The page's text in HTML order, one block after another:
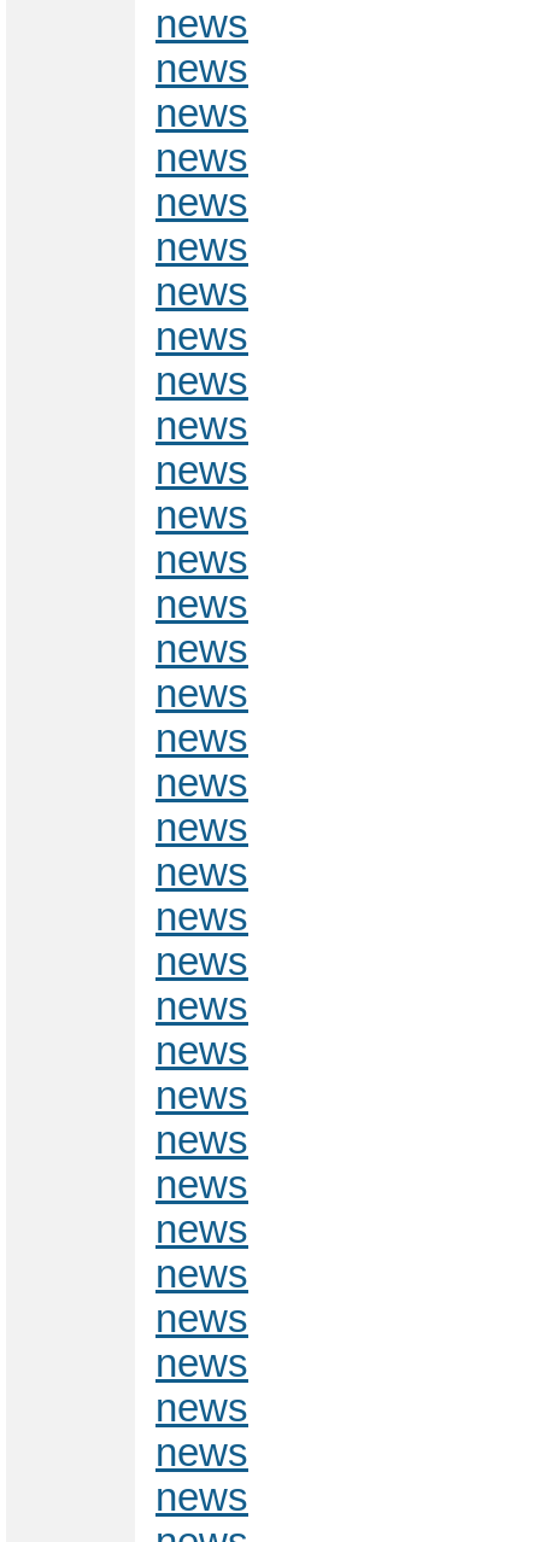
news
news
news
news
news
news
news
news
news
news
news
news
news
news
news
news
news
news
news
news
news
news
news
news
news
news
news
news
news
news
news
news
news
news